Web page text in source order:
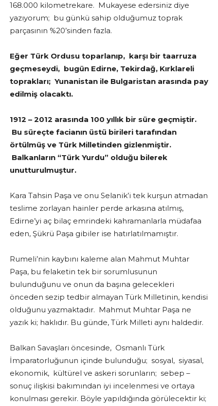
168.000 kilometrekare. Mukayese edersiniz diye
yazıyorum; bu günkü sahip olduğumuz toprak
parçasının %20’sinden fazla.
Eğer Türk Ordusu toparlanıp, karşı bir taarruza
geçmeseydi, bugün Edirne, Tekirdağ, Kırklareli
toprakları; Yunanistan ile Bulgaristan arasında pay
edilmiş olacaktı.
1912 – 2012 arasında 100 yıllık bir süre geçmiştir.
Bu süreçte facianın üstü birileri tarafından
örtülmüş ve Türk Milletinden gizlenmiştir.
Balkanların “Türk Yurdu” olduğu bilerek
unutturulmuştur.
Kara Tahsin Paşa ve onu Selanik’i tek kurşun atmadan
teslime zorlayan hainler perde arkasına atılmış,
Edirne’yi aç bilaç emrindeki kahramanlarla müdafaa
eden, Şükrü Paşa gibiler ise hatırlatılmamıştır.
Rumeli’nin kaybını kaleme alan Mahmut Muhtar
Paşa, bu felaketin tek bir sorumlusunun
bulunduğunu ve onun da başına gelecekleri
önceden sezip tedbir almayan Türk Milletinin, kendisi
olduğunu yazmaktadır. Mahmut Muhtar Paşa ne
yazık ki; haklıdır. Bu günde, Türk Milleti aynı haldedir.
Balkan Savaşları öncesinde, Osmanlı Türk
İmparatorluğunun içinde bulunduğu; sosyal, siyasal,
ekonomik, kültürel ve askeri sorunların; sebep –
sonuç ilişkisi bakımından iyi incelenmesi ve ortaya
konulması gerekir. Böyle yapıldığında görülecektir ki;